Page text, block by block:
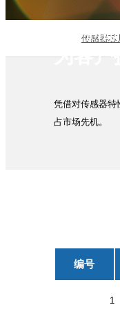
特种
为客户
传感器芯
凭借对传感器特
占市场先机。
编号
1